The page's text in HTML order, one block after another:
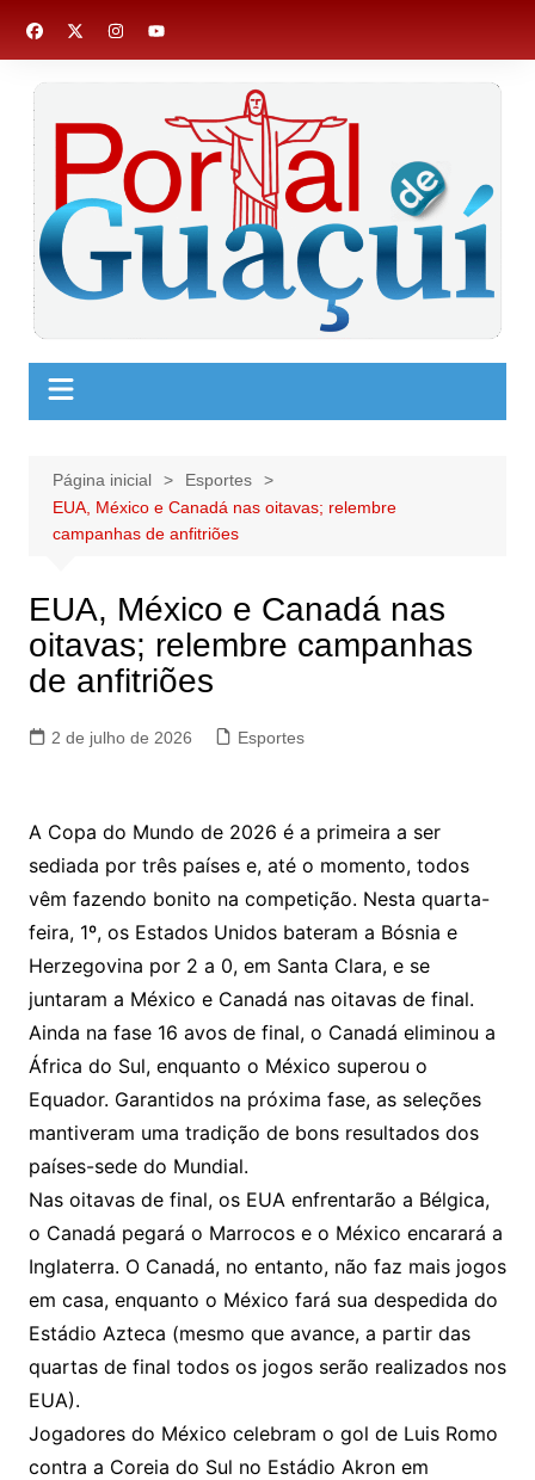
para
Página inicial
Esportes
EUA, México e Canadá nas oitavas; relembre
campanhas de anfitriões
EUA, México e Canadá nas
oitavas; relembre campanhas
de anfitriões
2 de julho de 2026 Esportes
A Copa do Mundo de 2026 é a primeira a ser
sediada por três países e, até o momento, todos
vêm fazendo bonito na competição. Nesta quarta-
feira, 1º, os Estados Unidos bateram a Bósnia e
Herzegovina por 2 a 0, em Santa Clara, e se
juntaram a México e Canadá nas oitavas de final.
Ainda na fase 16 avos de final, o Canadá eliminou a
África do Sul, enquanto o México superou o
Equador. Garantidos na próxima fase, as seleções
mantiveram uma tradição de bons resultados dos
países-sede do Mundial.
Nas oitavas de final, os EUA enfrentarão a Bélgica,
o Canadá pegará o Marrocos e o México encarará a
Inglaterra. O Canadá, no entanto, não faz mais jogos
em casa, enquanto o México fará sua despedida do
Estádio Azteca (mesmo que avance, a partir das
quartas de final todos os jogos serão realizados nos
EUA).
Jogadores do México celebram o gol de Luis Romo
contra a Coreia do Sul no Estádio Akron em